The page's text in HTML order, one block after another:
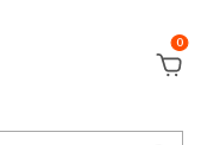
0